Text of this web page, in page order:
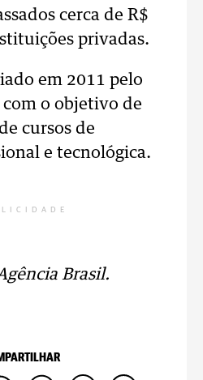
cerca de R$
privadas.
em 2011 pelo
o objetivo de
cursos de
e tecnológica.
Brasil.